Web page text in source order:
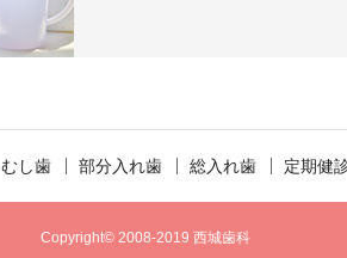
むし歯 部分入れ歯 総入れ歯 定期健
Copyright© 2008-2019 西城歯科